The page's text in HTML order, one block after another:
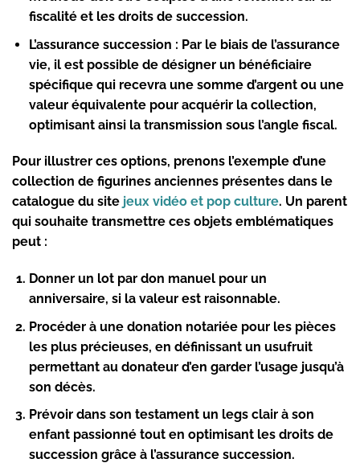
fiscalité et les droits de succession.
L’assurance succession : Par le biais de l’assurance
vie, il est possible de désigner un bénéficiaire
spécifique qui recevra une somme d’argent ou une
valeur équivalente pour acquérir la collection,
optimisant ainsi la transmission sous l’angle fiscal.
Pour illustrer ces options, prenons l’exemple d’une
collection de figurines anciennes présentes dans le
catalogue du site jeux vidéo et pop culture. Un parent
qui souhaite transmettre ces objets emblématiques
peut :
Donner un lot par don manuel pour un
anniversaire, si la valeur est raisonnable.
Procéder à une donation notariée pour les pièces
les plus précieuses, en définissant un usufruit
permettant au donateur d’en garder l’usage jusqu’à
son décès.
Prévoir dans son testament un legs clair à son
enfant passionné tout en optimisant les droits de
succession grâce à l’assurance succession.